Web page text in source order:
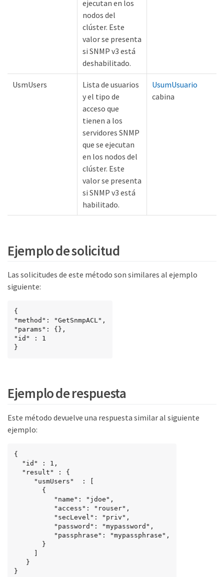
ejecutan en los
nodos del
clúster. Este
valor se presenta
si SNMP v3 está
deshabilitado.
UsmUsers
Lista de usuarios
y el tipo de
acceso que
tienen a los
servidores SNMP
que se ejecutan
en los nodos del
clúster. Este
valor se presenta
si SNMP v3 está
habilitado.
UsumUsuario
cabina
Ejemplo de solicitud
Las solicitudes de este método son similares al ejemplo
siguiente:
{
"method": "GetSnmpACL",
"params": {},
"id" : 1
}
Ejemplo de respuesta
Este método devuelve una respuesta similar al siguiente
ejemplo:
{
}